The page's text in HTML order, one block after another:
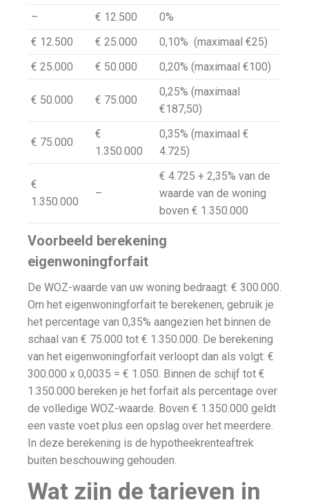
– € 12.500
0%
€ 12.500
€ 25.000
0,10% (maximaal €25)
€ 25.000
€ 50.000 0,20% (maximaal €100)
€ 50.000 € 75.000
0,25% (maximaal
€187,50)
€ 75.000
€
1.350.000
0,35% (maximaal €
4.725)
€
1.350.000
–
€ 4.725 + 2,35% van de
waarde van de woning
boven € 1.350.000
Voorbeeld berekening
eigenwoningforfait
De WOZ-waarde van uw woning bedraagt: € 300.000.
Om het eigenwoningforfait te berekenen, gebruik je
het percentage van 0,35% aangezien het binnen de
schaal van € 75.000 tot € 1.350.000. De berekening
van het eigenwoningforfait verloopt dan als volgt: €
300.000 x 0,0035 = € 1.050. Binnen de schijf tot €
1.350.000 bereken je het forfait als percentage over
de volledige WOZ-waarde. Boven € 1.350.000 geldt
een vaste voet plus een opslag over het meerdere.
In deze berekening is de hypotheekrenteaftrek
buiten beschouwing gehouden.
Wat zijn de tarieven in